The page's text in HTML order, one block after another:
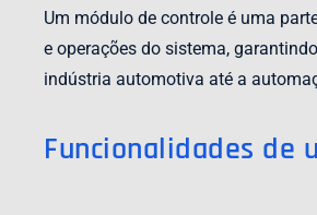
Um módulo de controle é uma
e operações do sistema,
indústria automotiva até a
Funcionalidades de